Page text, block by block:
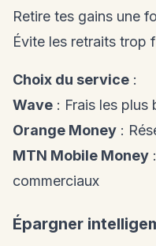
Retire tes gains une
Évite les retraits trop
Choix du service :
Wave : Frais les plus
Orange Money :
MTN Mobile Money
commerciaux
Épargner